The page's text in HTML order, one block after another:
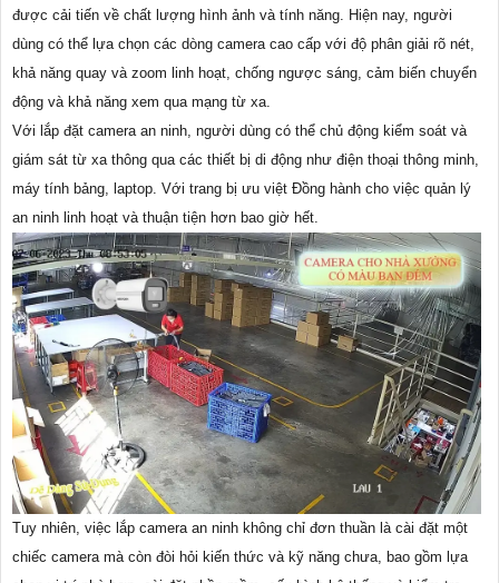
được cải tiến về chất lượng hình ảnh và tính năng. Hiện nay, người
dùng có thể lựa chọn các dòng camera cao cấp với độ phân giải rõ nét,
khả năng quay và zoom linh hoạt, chống ngược sáng, cảm biến chuyển
động và khả năng xem qua mạng từ xa.
Với lắp đặt camera an ninh, người dùng có thể chủ động kiểm soát và
giám sát từ xa thông qua các thiết bị di động như điện thoại thông minh,
máy tính bảng, laptop. Với trang bị ưu việt Đồng hành cho việc quản lý
an ninh linh hoạt và thuận tiện hơn bao giờ hết.
Tuy nhiên, việc lắp camera an ninh không chỉ đơn thuần là cài đặt một
chiếc camera mà còn đòi hỏi kiến thức và kỹ năng chưa, bao gồm lựa